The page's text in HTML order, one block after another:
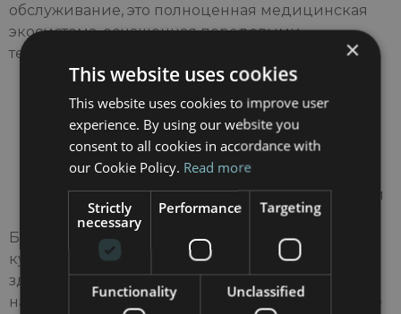
обслуживание, это полноценная медицинская
экосистема, оснащенная передовыми
технологиями:
Vinci)
Лазерные и малоинвазивные методы
Цифровые инструменты планирования
хирургических операций
Молекулярная диагностика и генетический
скрининг
Барселона предлагает не только богатый
культурный опыт, но и передовое
здравоохранение. В сети частных клиник вы
найдете инновационные и высокоэффективные
×
This website uses cookies
This website uses cookies to improve user
experience. By using our website you
consent to all cookies in accordance with
our Cookie Policy. Read more
Strictly
necessary
Performance Targeting
Functionality Unclassified